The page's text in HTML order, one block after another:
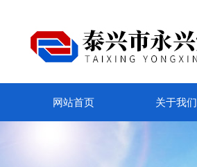
网站首页 关于我们